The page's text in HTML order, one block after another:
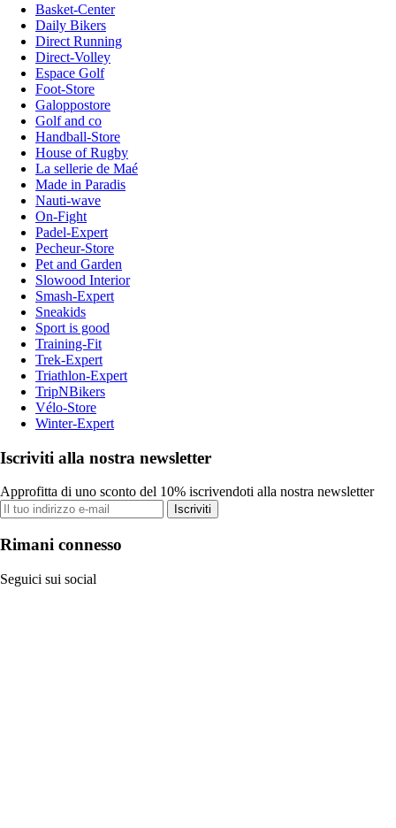
Basket-Center
Daily Bikers
Direct Running
Direct-Volley
Espace Golf
Foot-Store
Galoppostore
Golf and co
Handball-Store
House of Rugby
La sellerie de Maé
Made in Paradis
Nauti-wave
On-Fight
Padel-Expert
Pecheur-Store
Pet and Garden
Slowood Interior
Smash-Expert
Sneakids
Sport is good
Training-Fit
Trek-Expert
Triathlon-Expert
TripNBikers
Vélo-Store
Winter-Expert
Iscriviti alla nostra newsletter
Approfitta di uno sconto del 10% iscrivendoti alla nostra newsletter
Iscriviti
Rimani connesso
Seguici sui social